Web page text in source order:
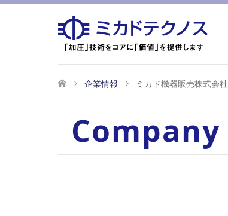
企業情報 ミカド機器販売株式会社
Company